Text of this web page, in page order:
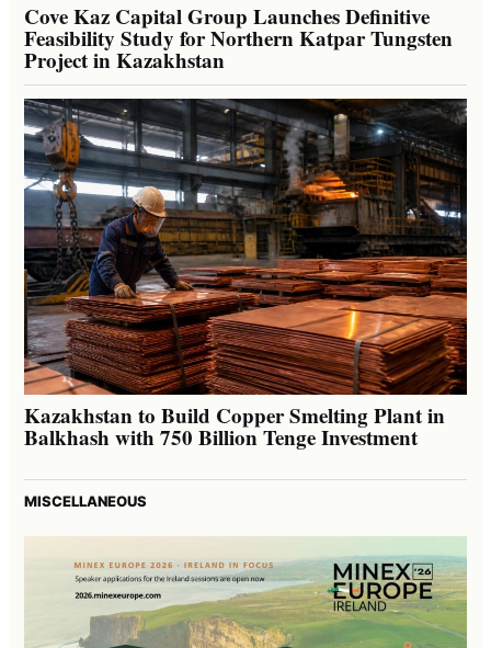
Cove Kaz Capital Group Launches Definitive
Feasibility Study for Northern Katpar Tungsten
Project in Kazakhstan
Kazakhstan to Build Copper Smelting Plant in
Balkhash with 750 Billion Tenge Investment
MISCELLANEOUS